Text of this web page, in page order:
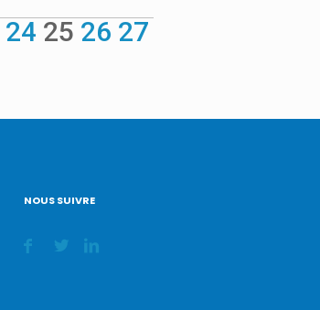
24 25 26 27
NOUS SUIVRE